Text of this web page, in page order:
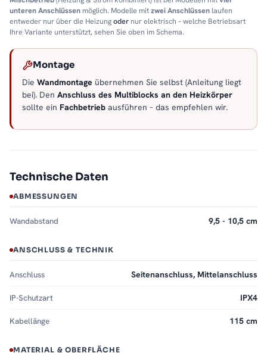
unteren Anschlüssen möglich. Modelle mitzwei Anschlüssen laufen
entweder nur über die Heizungoder nur elektrisch – welche Betriebsart
Ihre Variante unterstützt, sehen Sie oben im Schema.
Montage
Die Wandmontage übernehmen Sie selbst (Anleitung liegt
bei). Den Anschluss des Multiblocks an den Heizkörper
sollte ein Fachbetrieb ausführen – das empfehlen wir.
Technische Daten
ABMESSUNGEN
Wandabstand 9,5 - 10,5 cm
ANSCHLUSS & TECHNIK
Anschluss Seitenanschluss, Mittelanschluss
IP-Schutzart IPX4
Kabellänge 115 cm
MATERIAL & OBERFLÄCHE